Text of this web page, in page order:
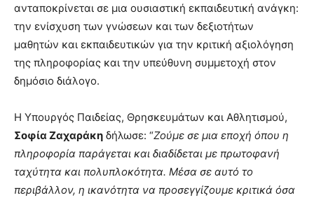
ανταποκρίνεται σε μια ουσιαστική εκπαιδευτική ανάγκη:
την ενίσχυση των γνώσεων και των δεξιοτήτων
μαθητών και εκπαιδευτικών για την κριτική αξιολόγηση
της πληροφορίας και την υπεύθυνη συμμετοχή στον
δημόσιο διάλογο.
Η Υπουργός Παιδείας, Θρησκευμάτων και Αθλητισμού,
Σοφία Ζαχαράκη δήλωσε: “Ζούμε σε μια εποχή όπου η
πληροφορία παράγεται και διαδίδεται με πρωτοφανή
ταχύτητα και πολυπλοκότητα. Μέσα σε αυτό το
περιβάλλον, η ικανότητα να προσεγγίζουμε κριτικά όσα